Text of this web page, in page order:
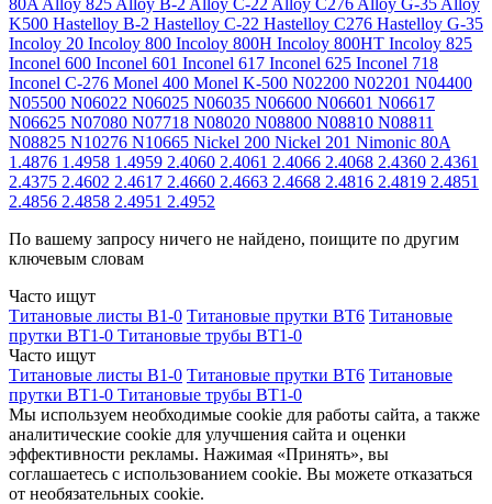
80A Alloy 825 Alloy B-2 Alloy C-22 Alloy C276 Alloy G-35 Alloy
K500 Hastelloy B-2 Hastelloy C-22 Hastelloy C276 Hastelloy G-35
Incoloy 20 Incoloy 800 Incoloy 800H Incoloy 800HT Incoloy 825
Inconel 600 Inconel 601 Inconel 617 Inconel 625 Inconel 718
Inconel C-276 Monel 400 Monel K-500 N02200 N02201 N04400
N05500 N06022 N06025 N06035 N06600 N06601 N06617
N06625 N07080 N07718 N08020 N08800 N08810 N08811
N08825 N10276 N10665 Nickel 200 Nickel 201 Nimonic 80A
1.4876 1.4958 1.4959 2.4060 2.4061 2.4066 2.4068 2.4360 2.4361
2.4375 2.4602 2.4617 2.4660 2.4663 2.4668 2.4816 2.4819 2.4851
2.4856 2.4858 2.4951 2.4952
По вашему запросу ничего не найдено, поищите по другим
ключевым словам
Часто ищут
Титановые листы В1-0 Титановые прутки ВТ6 Титановые
прутки ВТ1-0 Титановые трубы ВТ1-0
Часто ищут
Титановые листы В1-0 Титановые прутки ВТ6 Титановые
прутки ВТ1-0 Титановые трубы ВТ1-0
Мы используем необходимые cookie для работы сайта, а также
аналитические cookie для улучшения сайта и оценки
эффективности рекламы. Нажимая «Принять», вы
соглашаетесь с использованием cookie. Вы можете отказаться
от необязательных cookie.